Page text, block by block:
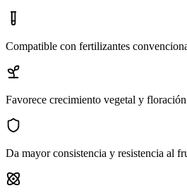
Compatible con fertilizantes
Favorece crecimiento vegetal y
Da mayor consistencia y resistencia al